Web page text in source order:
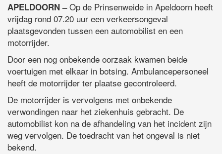
APELDOORN –Op de Prinsenweide in Apeldoorn heeft
vrijdag rond 07.20 uur een verkeersongeval
plaatsgevonden tussen een automobilist en een
motorrijder.
Door een nog onbekende oorzaak kwamen beide
voertuigen met elkaar in botsing. Ambulancepersoneel
heeft de motorrijder ter plaatse gecontroleerd.
De motorrijder is vervolgens met onbekende
verwondingen naar het ziekenhuis gebracht. De
automobilist kon na de afhandeling van het incident zijn
weg vervolgen. De toedracht van het ongeval is niet
bekend.